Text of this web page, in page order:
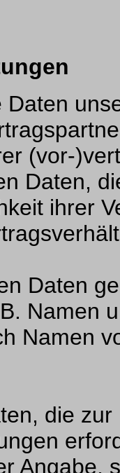
(vor-
Daten,
ihrer
Daten
Namen
Namen
die
Angabe,